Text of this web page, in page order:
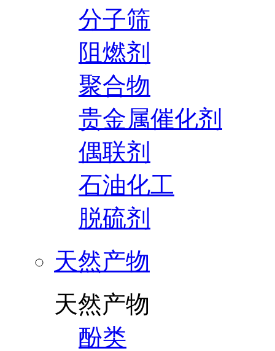
分子筛
阻燃剂
聚合物
贵金属催化剂
偶联剂
石油化工
脱硫剂
天然产物
天然产物
酚类